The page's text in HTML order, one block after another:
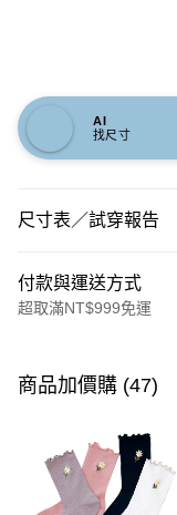
AI
找尺寸
尺寸表／試穿報告
付款與運送方式
超取滿NT$999免運
信用卡一次付款
3 期 0 利率 每期
合作金庫商業銀行
6 期 0 利率 每期
商品加價購 (47)